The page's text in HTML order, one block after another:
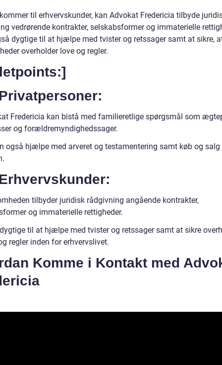
til erhvervskunder, kan Advokat Fredericia tilbyde
vedrørende kontrakter, selskabsformer og immaterielle
dygtige til at hjælpe med tvister og retssager samt at sikre,
overholder love og regler.
Fredericia kan bistå med familieretlige spørgsmål som
og forældremyndighedssager.
også hjælpe med arveret og testamentering samt køb og
tilbyder juridisk rådgivning angående kontrakter,
og immaterielle rettigheder.
til at hjælpe med tvister og retssager samt at sikre
regler inden for erhvervslivet.
Komme i Kontakt med